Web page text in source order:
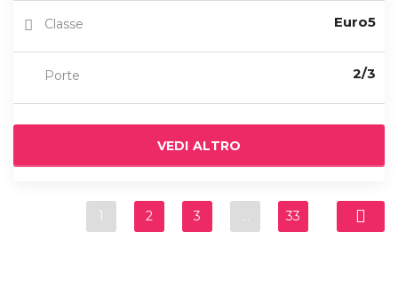
Classe Euro5
Porte 2/3
VEDI ALTRO
1 2 3 33